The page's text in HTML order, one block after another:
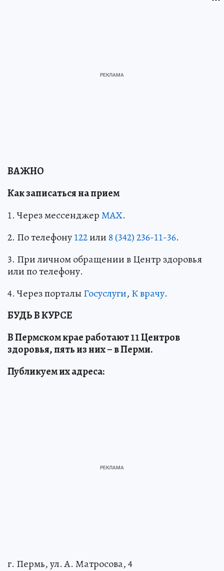
ВАЖНО
Как записаться на прием
1. Через мессенджерМАХ.
2. По телефону122или 8 (342) 236-11-36.
3. При личном обращении в Центр здоровья
или по телефону.
4. Через порталы Госуслуги, К врачу.
БУДЬ В КУРСЕ
В Пермском крае работают 11 Центров
здоровья, пять из них – в Перми.
Публикуем их адреса:
г. Пермь, ул. А. Матросова, 4